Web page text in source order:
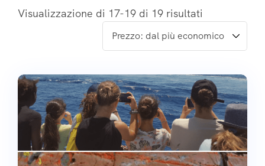
Viaggi di Istruzione
Visite giornaliere
Weekend di classe
La nostra storia
Il nostro percorso di qualità
I progetti che sosteniamo
Domande dai genitori
Visualizzazione di 17-19 di 19 risultati